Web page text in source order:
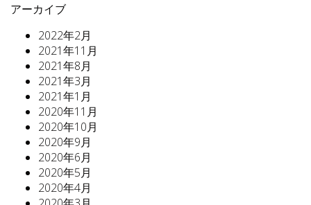
アーカイブ
2022年2月
2021年11月
2021年8月
2021年3月
2021年1月
2020年11月
2020年10月
2020年9月
2020年6月
2020年5月
2020年4月